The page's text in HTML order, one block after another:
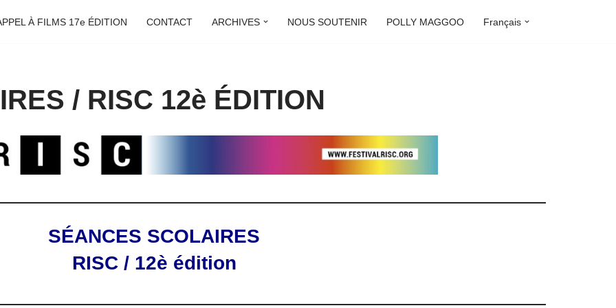
À FILMS 17e ÉDITION CONTACT ARCHIVES NOUS SOUTENIR POLLY MAGGOO Français
/ RISC 12è ÉDITION
SÉANCES SCOLAIRES
RISC / 12è édition